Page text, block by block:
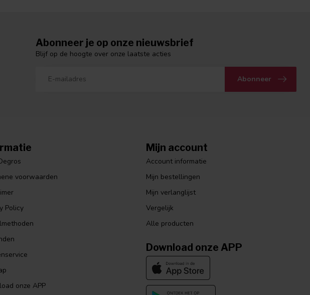
Abonneer je op onze nieuwsbrief
Blijf op de hoogte over onze laatste acties
Abonneer
voorwaarden
Policy
onze APP
Mijn account
Account informatie
Mijn bestellingen
Mijn verlanglijst
Vergelijk
Alle producten
Download onze APP